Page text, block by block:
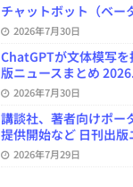
チャットボット（ベー
2026年7月30日
ChatGPTが文体模写
版ニュースまとめ
2026年7月30日
講談社、著者向けポー
提供開始など 日刊出
2026年7月29日